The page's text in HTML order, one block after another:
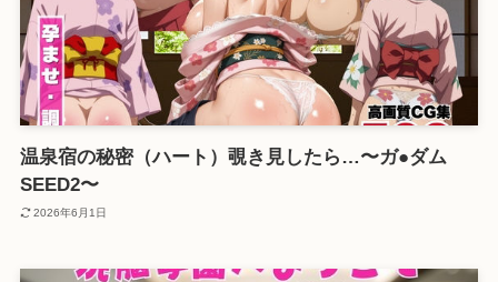
温泉宿の秘密（ハート）覗き見したら…〜ガ●ダム
SEED2〜
2026年6月1日